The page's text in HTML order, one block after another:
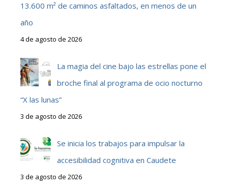
13.600 m² de caminos asfaltados, en menos de un
año
4 de agosto de 2026
La magia del cine bajo las estrellas pone el
broche final al programa de ocio nocturno
“X las lunas”
3 de agosto de 2026
Se inicia los trabajos para impulsar la
accesibilidad cognitiva en Caudete
3 de agosto de 2026